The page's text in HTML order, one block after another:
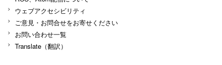
ウェブアクセシビリティ
ご意見・お問合せをお寄せください
お問い合わせ一覧
Translate（翻訳）